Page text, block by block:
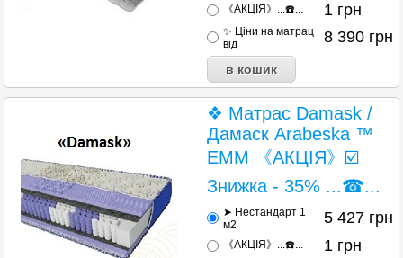
《АКЦІЯ》...☎️... 1 грн
✨ Ціни на матрац
від
8 390 грн
❖ Матрас Damask /
Дамаск Arabeska ™
ЕММ 《АКЦІЯ》☑️
Знижка - 35% ...☎...
➤ Нестандарт 1
м2
5 427 грн
《АКЦІЯ》...☎️... 1 грн